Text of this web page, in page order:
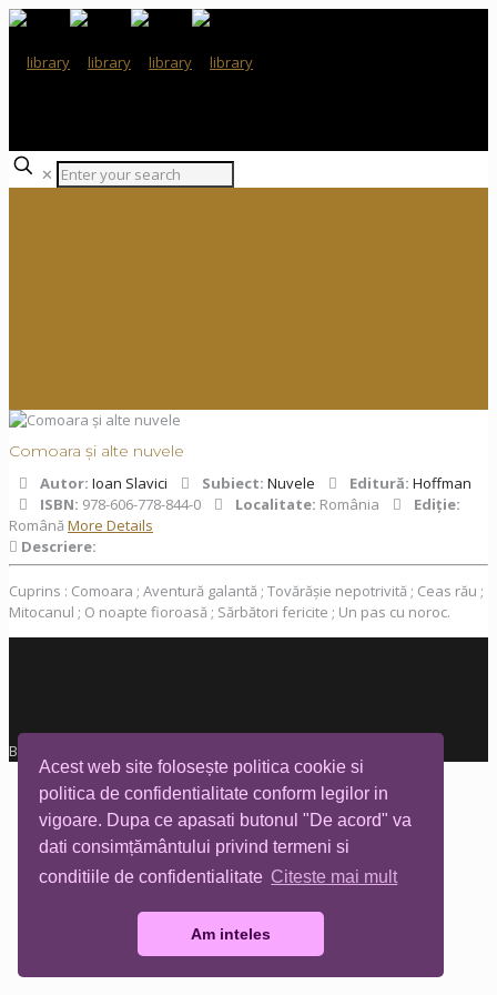
Acest web site folosește politica cookie si
politica de confidentialitate conform legilor in
vigoare. Dupa ce apasati butonul "De acord" va
dati consimțământului privind termeni si
conditiile de confidentialitate Citeste mai mult
Am inteles
✕
Comoara și alte nuvele
Autor: Ioan Slavici Subiect: Nuvele Editură: Hoffman
ISBN: 978-606-778-844-0 Localitate: România
Ediţie:
Română More Details
Descriere:
Cuprins : Comoara ; Aventură galantă ; Tovărășie nepotrivită ; Ceas rău ;
Mitocanul ; O noapte fioroasă ; Sărbători fericite ; Un pas cu noroc.
Biblioteca Tia Mare © All rights reserved